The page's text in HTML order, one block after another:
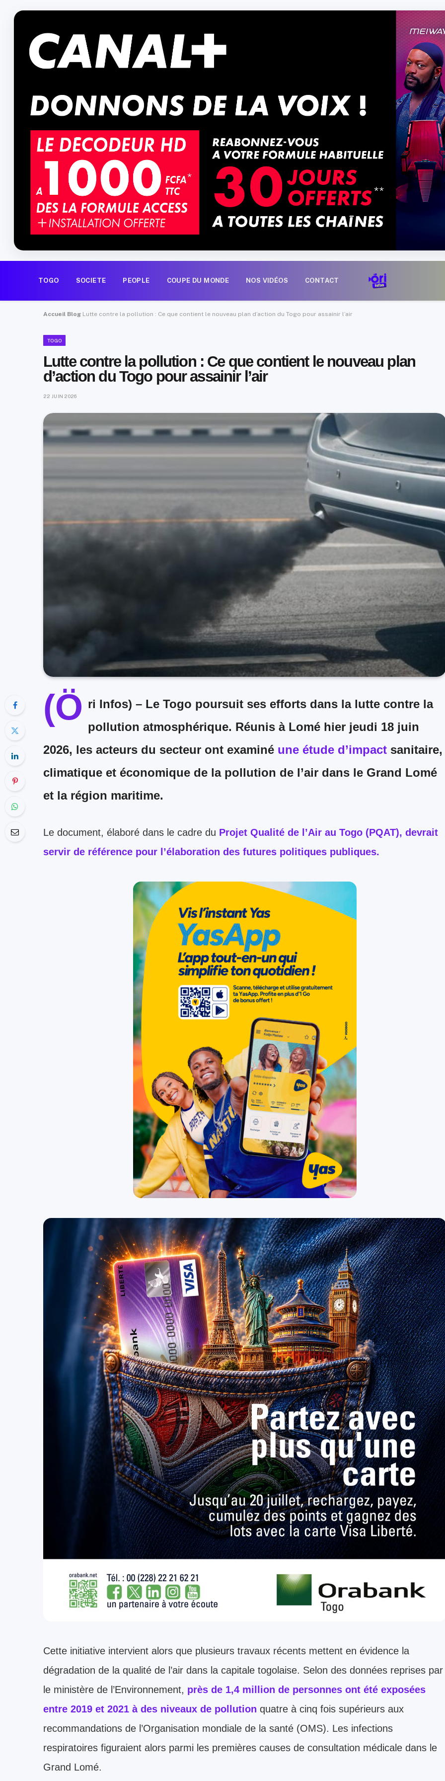
TOGO SOCIETE PEOPLE COUPE DU MONDE NOS VIDÉOS CONTACT
Accueil Blog Lutte contre la pollution : Ce que contient le nouveau plan d’action du Togo pour assainir l’air
TOGO
Lutte contre la pollution : Ce que contient le nouveau plan
d’action du Togo pour assainir l’air
22 JUIN 2026
(Ö ri Infos) – Le Togo poursuit ses efforts dans la lutte contre la
pollution atmosphérique. Réunis à Lomé hier jeudi 18 juin
2026, les acteurs du secteur ont examiné une étude d’impact sanitaire,
climatique et économique de la pollution de l’air dans le Grand Lomé
et la région maritime.
Le document, élaboré dans le cadre du Projet Qualité de l’Air au Togo (PQAT), devrait
servir de référence pour l’élaboration des futures politiques publiques.
Cette initiative intervient alors que plusieurs travaux récents mettent en évidence la
dégradation de la qualité de l’air dans la capitale togolaise. Selon des données reprises par
le ministère de l’Environnement, près de 1,4 million de personnes ont été exposées
entre 2019 et 2021 à des niveaux de pollution quatre à cinq fois supérieurs aux
recommandations de l’Organisation mondiale de la santé (OMS). Les infections
respiratoires figuraient alors parmi les premières causes de consultation médicale dans le
Grand Lomé.